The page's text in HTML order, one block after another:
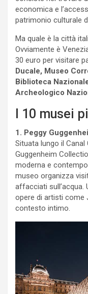
economica e
patrimonio culturale
Ma quale è la città
Ovviamente è
30 euro per visitare
Ducale, Museo
Biblioteca
Archeologico
I 10 musei
1. Peggy
Situata lungo il Canal
Guggenheim
moderna e
museo organizza
affacciati sull’acqua.
opere di artisti come
contesto intimo.